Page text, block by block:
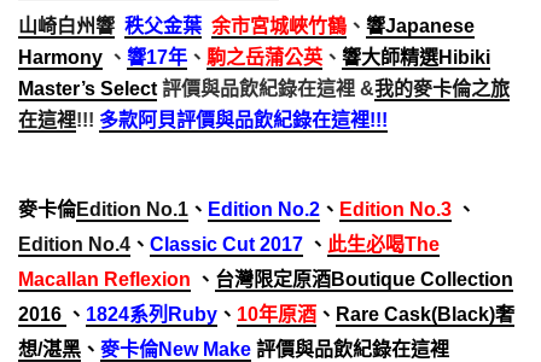
山崎白州響 秩父金葉 余市宮城峽竹鶴 、 響Japanese
Harmony 、 響17年 、 駒之岳蒲公英 、 響大師精選Hibiki
Master’s Select 評價與品飲紀錄在這裡 &我的麥卡倫之旅
在這裡!!! 多款阿貝評價與品飲紀錄在這裡!!!
麥卡倫Edition No.1 、 Edition No.2 、 Edition No.3 、
Edition No.4 、 Classic Cut 2017 、 此生必喝The
Macallan Reflexion 、 台灣限定原酒Boutique Collection
2016 、 1824系列Ruby 、 10年原酒 、 Rare Cask(Black)奢
想/湛黑 、 麥卡倫New Make 評價與品飲紀錄在這裡